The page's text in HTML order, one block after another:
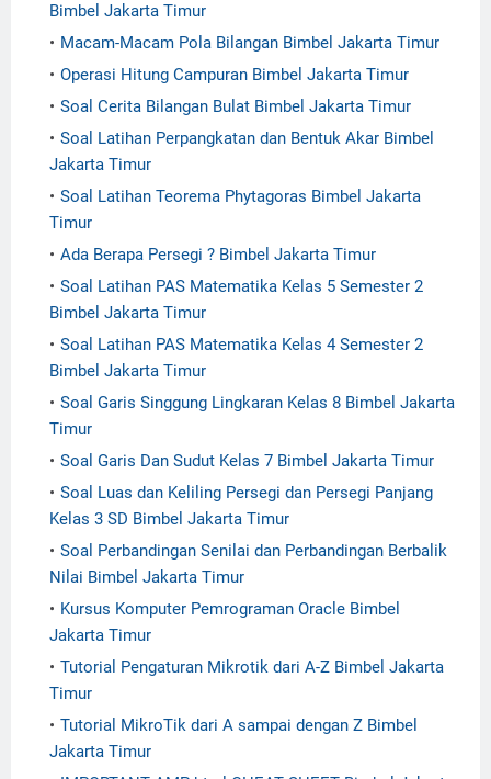
Bimbel Jakarta Timur
Macam-Macam Pola Bilangan Bimbel Jakarta Timur
Operasi Hitung Campuran Bimbel Jakarta Timur
Soal Cerita Bilangan Bulat Bimbel Jakarta Timur
Soal Latihan Perpangkatan dan Bentuk Akar Bimbel
Jakarta Timur
Soal Latihan Teorema Phytagoras Bimbel Jakarta
Timur
Ada Berapa Persegi ? Bimbel Jakarta Timur
Soal Latihan PAS Matematika Kelas 5 Semester 2
Bimbel Jakarta Timur
Soal Latihan PAS Matematika Kelas 4 Semester 2
Bimbel Jakarta Timur
Soal Garis Singgung Lingkaran Kelas 8 Bimbel Jakarta
Timur
Soal Garis Dan Sudut Kelas 7 Bimbel Jakarta Timur
Soal Luas dan Keliling Persegi dan Persegi Panjang
Kelas 3 SD Bimbel Jakarta Timur
Soal Perbandingan Senilai dan Perbandingan Berbalik
Nilai Bimbel Jakarta Timur
Kursus Komputer Pemrograman Oracle Bimbel
Jakarta Timur
Tutorial Pengaturan Mikrotik dari A-Z Bimbel Jakarta
Timur
Tutorial MikroTik dari A sampai dengan Z Bimbel
Jakarta Timur